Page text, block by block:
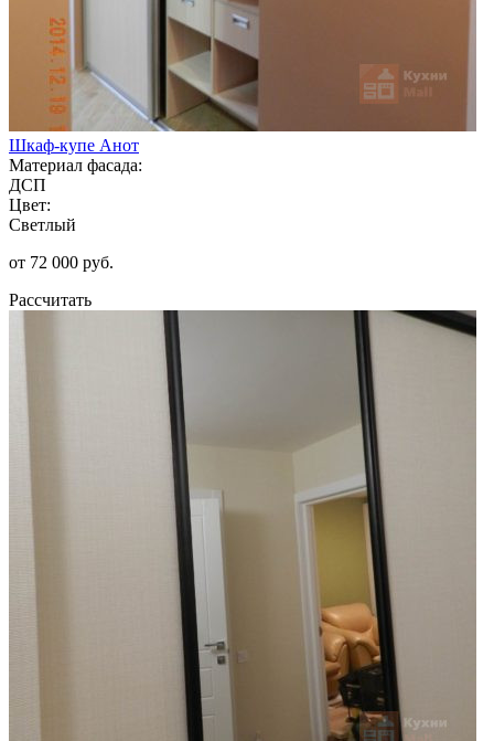
Шкаф-купе Анот
Материал фасада:
ДСП
Цвет:
Светлый
от 72 000 руб.
Рассчитать